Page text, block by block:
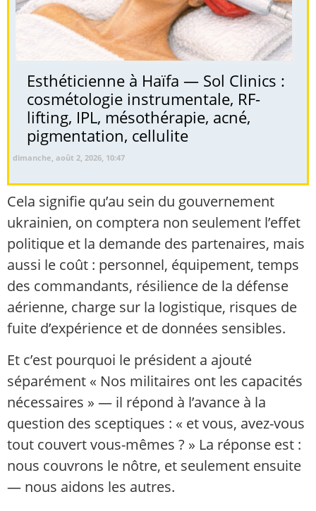
Esthéticienne à Haïfa — Sol Clinics :
cosmétologie instrumentale, RF-
lifting, IPL, mésothérapie, acné,
pigmentation, cellulite
dimanche, août 2, 2026, 10:47
Cela signifie qu’au sein du gouvernement
ukrainien, on comptera non seulement l’effet
politique et la demande des partenaires, mais
aussi le coût : personnel, équipement, temps
des commandants, résilience de la défense
aérienne, charge sur la logistique, risques de
fuite d’expérience et de données sensibles.
Et c’est pourquoi le président a ajouté
séparément « Nos militaires ont les capacités
nécessaires » — il répond à l’avance à la
question des sceptiques : « et vous, avez-vous
tout couvert vous-mêmes ? » La réponse est :
nous couvrons le nôtre, et seulement ensuite
— nous aidons les autres.